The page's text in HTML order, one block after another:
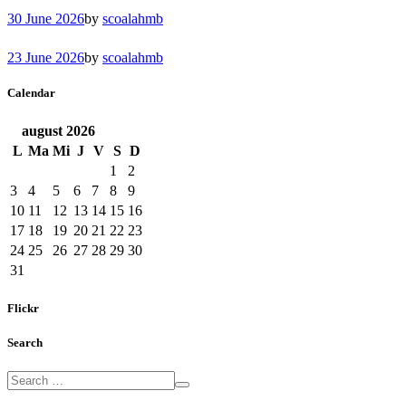
30 June 2026by scoalahmb
23 June 2026by scoalahmb
Calendar
august 2026
L Ma Mi J V S D
1
2
3
4 5 6 7 8
9
10 11 12 13 14 15 16
17 18 19 20 21 22 23
24 25 26 27 28 29 30
31
Flickr
Search